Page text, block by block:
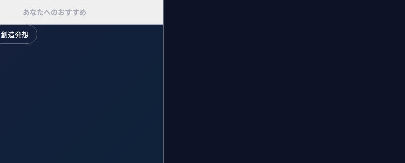
あなたへのおすすめ
創造発想